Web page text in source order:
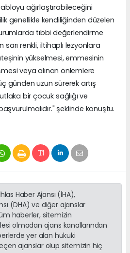
ağırlaştırabileceğini
genellikle kendiliğinden düzelen
tıbbi değerlendirme
sarı renkli, iltihaplı lezyonlara
yükselmesi, emmesinin
veya alınan önlemlere
günden uzun sürerek artış
bir çocuk sağlığı ve
şeklinde konuştu.
Haber Ajansı (İHA),
(DHA) ve diğer ajanslar
haberler, sitemizin
olmadan ajans kanallarından
yer alan hukuki
ajanslar olup sitemizin hiç